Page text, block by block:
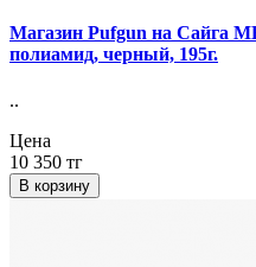
Магазин Pufgun на Сайга
полиамид, черный, 195г.
..
Цена
10 350 тг
В корзину